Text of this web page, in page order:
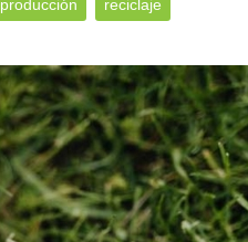
producción reciclaje